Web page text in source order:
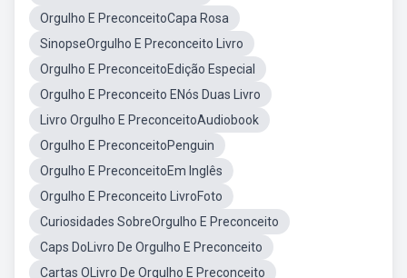
Orgulho E PreconceitoCapa Rosa
SinopseOrgulho E Preconceito Livro
Orgulho E PreconceitoEdição Especial
Orgulho E Preconceito ENós Duas Livro
Livro Orgulho E PreconceitoAudiobook
Orgulho E PreconceitoPenguin
Orgulho E PreconceitoEm Inglês
Orgulho E Preconceito LivroFoto
Curiosidades SobreOrgulho E Preconceito
Caps DoLivro De Orgulho E Preconceito
Cartas OLivro De Orgulho E Preconceito